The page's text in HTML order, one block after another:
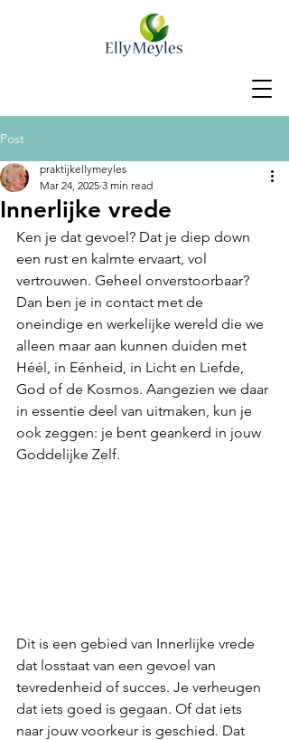
Post
Innerlijke vrede
praktijkellymeyles
Mar 24, 2025 3 min read
Ken je dat gevoel? Dat je diep down
een rust en kalmte ervaart, vol
vertrouwen. Geheel onverstoorbaar?
Dan ben je in contact met de
oneindige en werkelijke wereld die we
alleen maar aan kunnen duiden met
Héél, in Eénheid, in Licht en Liefde,
God of de Kosmos. Aangezien we daar
in essentie deel van uitmaken, kun je
ook zeggen: je bent geankerd in jouw
Goddelijke Zelf.
Dit is een gebied van Innerlijke vrede
dat losstaat van een gevoel van
tevredenheid of succes. Je verheugen
dat iets goed is gegaan. Of dat iets
naar jouw voorkeur is geschied. Dat